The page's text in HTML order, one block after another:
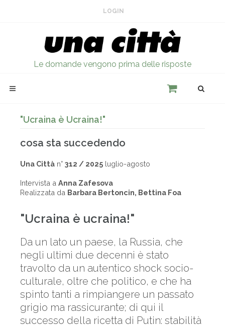
LOGIN
Le domande vengono prima delle risposte
"Ucraina è Ucraina!"
cosa sta succedendo
Una Città n° 312 / 2025 luglio-agosto
Intervista a Anna Zafesova
Realizzata da Barbara Bertoncin, Bettina Foa
"Ucraina è ucraina!"
Da un lato un paese, la Russia, che
negli ultimi due decenni è stato
travolto da un autentico shock socio-
culturale, oltre che politico, e che ha
spinto tanti a rimpiangere un passato
grigio ma rassicurante; di qui il
successo della ricetta di Putin: stabilità